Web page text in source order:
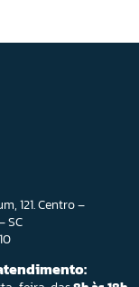
121. Centro –
SC